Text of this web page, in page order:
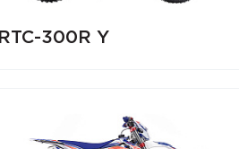
RTC-300R Y